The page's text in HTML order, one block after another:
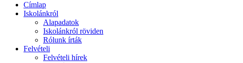
Címlap
Iskolánkról
Alapadatok
Iskolánkról röviden
Rólunk írták
Felvételi
Felvételi hírek